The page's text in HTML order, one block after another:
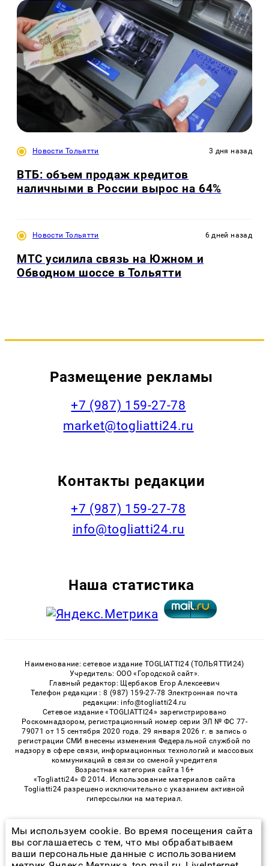
Новости Тольятти 3 дня назад
ВТБ: объем продаж кредитов
наличными в России вырос на 64%
Новости Тольятти 6 дней назад
МТС усилила связь на Южном и
Обводном шоссе в Тольятти
Размещение рекламы
+7 (987) 159-27-78
market@togliatti24.ru
Контакты редакции
+7 (987) 159-27-78
info@togliatti24.ru
Наша статистика
Наименование: сетевое издание TOGLIATTI24 (ТОЛЬЯТТИ24)
Учредитель: ООО «Городской сайт».
Главный редактор: Щербаков Егор Алексеевич
Телефон редакции : 8 (987) 159-27-78 Электронная почта
редакции: info@togliatti24.ru
Сетевое издание «TOGLIATTI24» зарегистрировано
Роскомнадзором, регистрационный номер серии ЭЛ № ФС 77-
79071 от 15 сентября 2020 года. 29 января 2026 г. в запись о
регистрации СМИ внесены изменения Федеральной службой по
надзору в сфере связи, информационных технологий и массовых
коммуникаций в связи со сменой учредителя
Возрастная категория сайта 16+
«Togliatti24» © 2014. Использование материалов сайта
Togliatti24 разрешено исключительно с указанием активной
гиперссылки на материал.
© 2026 «Togliatti24» | Все права защищены
Возрастная категория сайта 16+
Мы используем cookie. Во время посещения сайта
вы соглашаетесь с тем, что мы обрабатываем
ваши персональные данные с использованием